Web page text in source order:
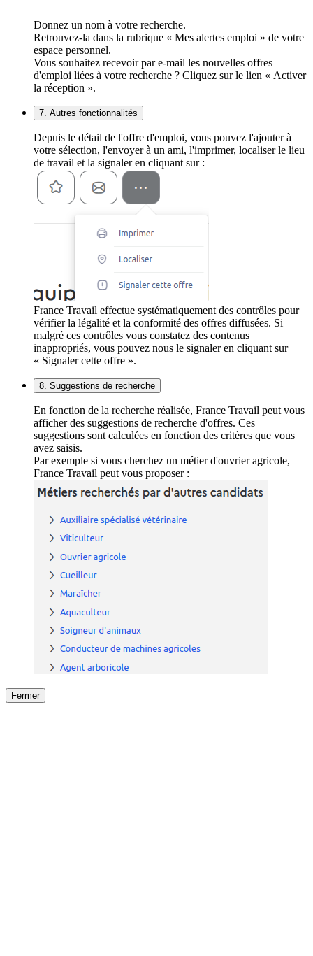
Donnez un nom à votre recherche.
Retrouvez-la dans la rubrique « Mes alertes emploi » de votre
espace personnel.
Vous souhaitez recevoir par e-mail les nouvelles offres
d'emploi liées à votre recherche ? Cliquez sur le lien « Activer
la réception ».
7. Autres fonctionnalités
Depuis le détail de l'offre d'emploi, vous pouvez l'ajouter à
votre sélection, l'envoyer à un ami, l'imprimer, localiser le lieu
de travail et la signaler en cliquant sur :
France Travail effectue systématiquement des contrôles pour
vérifier la légalité et la conformité des offres diffusées. Si
malgré ces contrôles vous constatez des contenus
inappropriés, vous pouvez nous le signaler en cliquant sur
« Signaler cette offre ».
8. Suggestions de recherche
En fonction de la recherche réalisée, France Travail peut vous
afficher des suggestions de recherche d'offres. Ces
suggestions sont calculées en fonction des critères que vous
avez saisis.
Par exemple si vous cherchez un métier d'ouvrier agricole,
France Travail peut vous proposer :
Fermer